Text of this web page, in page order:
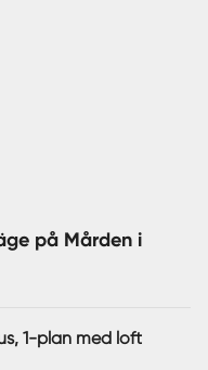
på Mården i
1-plan med loft